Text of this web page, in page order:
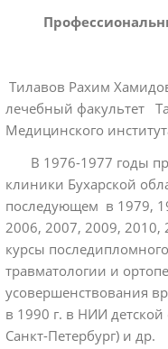
Тилавов Рахим
лечебный факультет
Медицинского
В 1976-1977 годы
клиники Бухарской
последующем в 1979,
2006, 2007, 2009,
курсы
травматологии и
усовершенствования
в 1990 г. в НИИ
Санкт-Петербург) и др.